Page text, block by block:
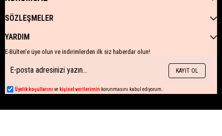
SÖZLEŞMELER
YARDIM
E-Bülten'e üye olun ve indirimlerden ilk siz haberdar olun!
KAYIT OL
Üyelik koşullarını ve kişisel verilerimin korunmasını kabul ediyorum.